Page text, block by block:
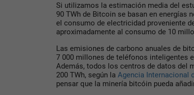
Si utilizamos la estimación media del
90 TWh de Bitcoin se basan en energías
el consumo de electricidad proveniente
aproximadamente al consumo de 10
Las emisiones de carbono anuales de
7 000 millones de teléfonos inteligentes
Además, todos los centros de datos del
200 TWh, según la Agencia Internacional
pensar que la minería bitcóin pueda